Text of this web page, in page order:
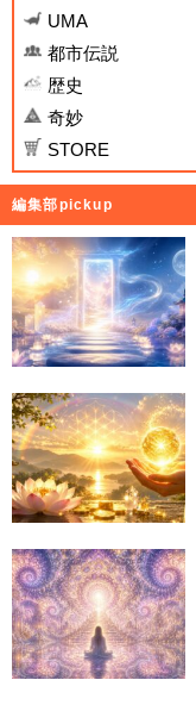
UMA
都市伝説
歴史
奇妙
STORE
編集部pickup